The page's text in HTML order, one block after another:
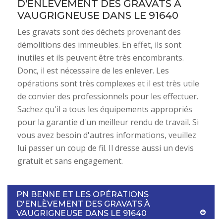
D'ENLÈVEMENT DES GRAVATS À
VAUGRIGNEUSE DANS LE 91640
Les gravats sont des déchets provenant des
démolitions des immeubles. En effet, ils sont
inutiles et ils peuvent être très encombrants.
Donc, il est nécessaire de les enlever. Les
opérations sont très complexes et il est très utile
de convier des professionnels pour les effectuer.
Sachez qu'il a tous les équipements appropriés
pour la garantie d'un meilleur rendu de travail. Si
vous avez besoin d'autres informations, veuillez
lui passer un coup de fil. Il dresse aussi un devis
gratuit et sans engagement.
PN BENNE ET LES OPÉRATIONS
D'ENLÈVEMENT DES GRAVATS À
VAUGRIGNEUSE DANS LE 91640